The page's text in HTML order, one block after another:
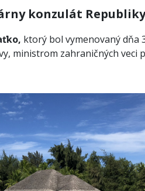
konzulát
ktorý bol vymenovaný dňa
ministrom zahraničných veci